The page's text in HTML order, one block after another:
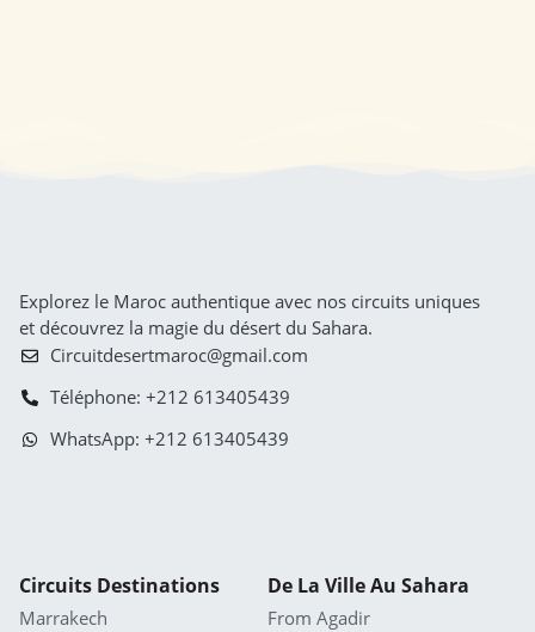
Explorez le Maroc authentique avec nos circuits uniques
et découvrez la magie du désert du Sahara.
Circuitdesertmaroc@gmail.com
Téléphone: +212 613405439
WhatsApp: +212 613405439
Circuits Destinations
Marrakech
De La Ville Au Sahara
From Agadir